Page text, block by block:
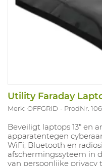
Utility Faraday
Merk: OFFGRID ProdNr.
Beveiligt laptops 13" en
apparatentegen
WiFi, Bluetooth en
afschermingssyteem in
van persoonlijke